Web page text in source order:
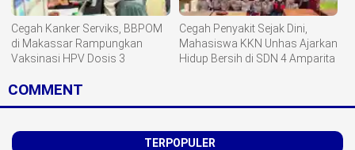
Cegah Kanker Serviks, BBPOM
di Makassar Rampungkan
Vaksinasi HPV Dosis 3
Cegah Penyakit Sejak Dini,
Mahasiswa KKN Unhas Ajarkan
Hidup Bersih di SDN 4 Amparita
COMMENT
TERPOPULER